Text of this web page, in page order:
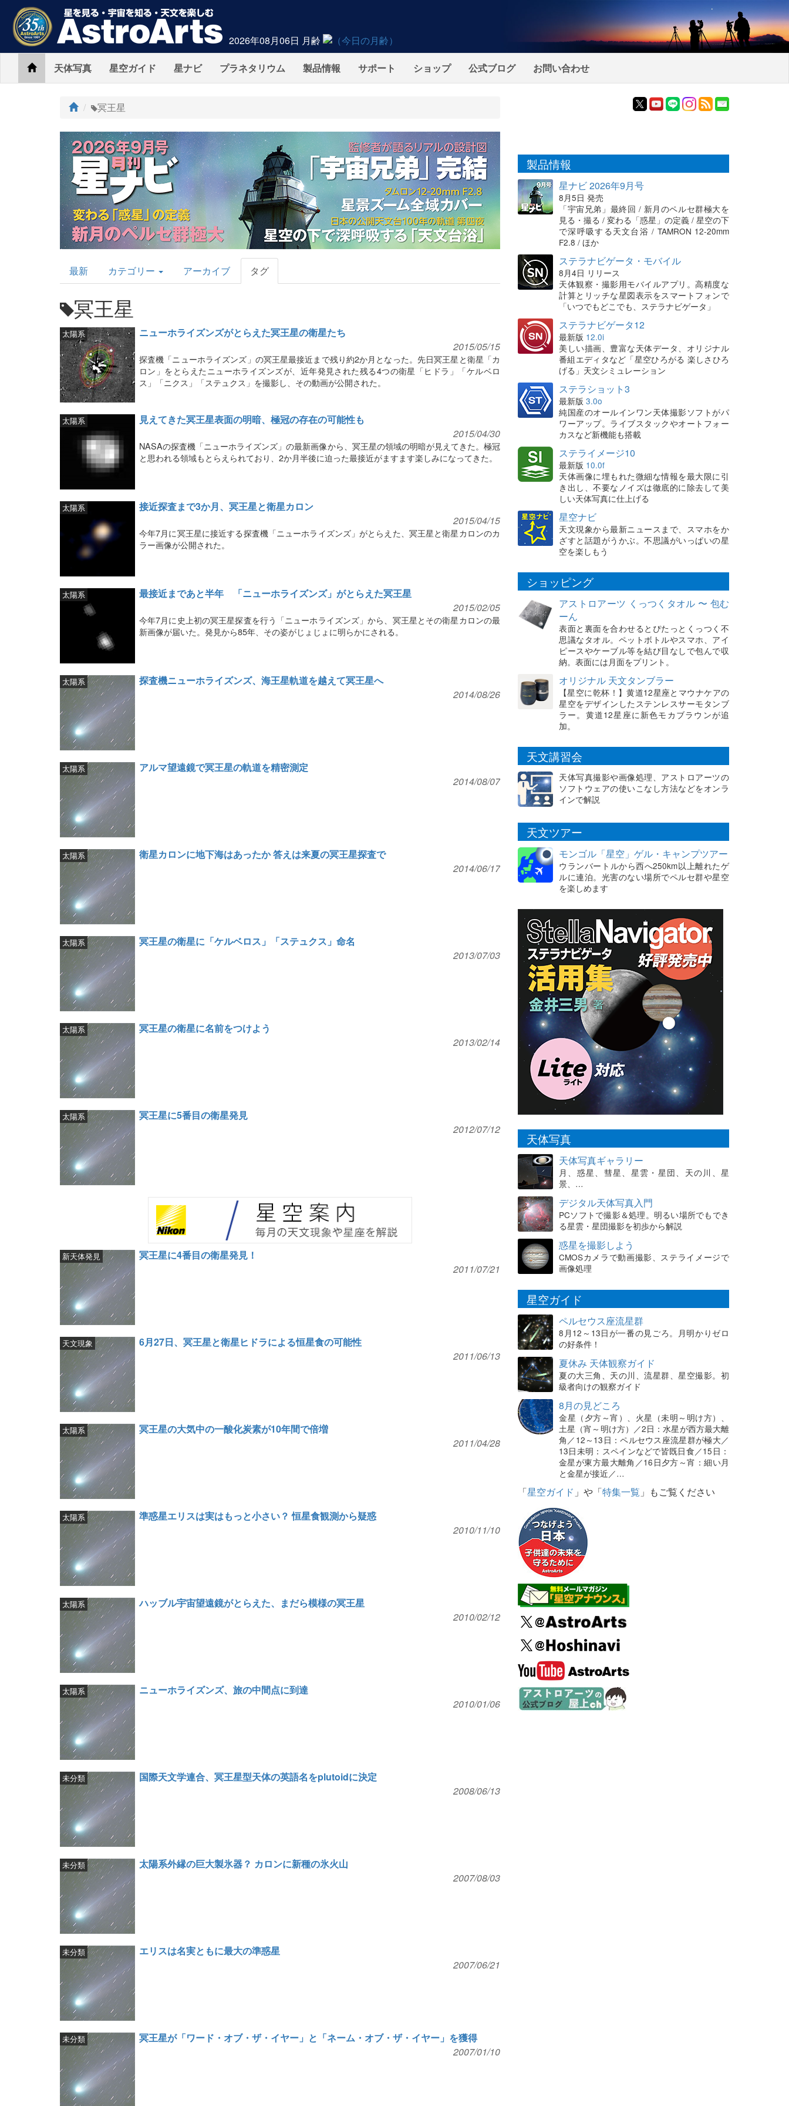
2026年08月06日 月齢
Home天体写真 星空ガイド 星ナビ プラネタリウム 製品情報 サポート ショップ 公式ブログ お問い合わせ
ト
プ
冥王星
AstroArts
Topics
最新 カテゴリー アーカイブ タグ
冥王星
ニューホライズンズがとらえた冥王星の衛星たち
太陽系
2015/05/15
探査機「ニューホライズンズ」の冥王星最接近まで残り約2か月となった。先日冥王星と衛星「カ
ロン」をとらえたニューホライズンズが、近年発見された残る4つの衛星「ヒドラ」「ケルベロ
ス」「ニクス」「ステュクス」を撮影し、その動画が公開された。
見えてきた冥王星表面の明暗、極冠の存在の可能性も
太陽系
2015/04/30
NASAの探査機「ニューホライズンズ」の最新画像から、冥王星の領域の明暗が見えてきた。極冠
と思われる領域もとらえられており、2か月半後に迫った最接近がますます楽しみになってきた。
接近探査まで3か月、冥王星と衛星カロン
太陽系
2015/04/15
今年7月に冥王星に接近する探査機「ニューホライズンズ」がとらえた、冥王星と衛星カロンのカ
ラー画像が公開された。
最接近まであと半年 「ニューホライズンズ」がとらえた冥王星
太陽系
2015/02/05
今年7月に史上初の冥王星探査を行う「ニューホライズンズ」から、冥王星とその衛星カロンの最
新画像が届いた。発見から85年、その姿がじょじょに明らかにされる。
探査機ニューホライズンズ、海王星軌道を越えて冥王星へ
太陽系
2014/08/26
アルマ望遠鏡で冥王星の軌道を精密測定
太陽系
2014/08/07
衛星カロンに地下海はあったか 答えは来夏の冥王星探査で
太陽系
2014/06/17
冥王星の衛星に「ケルベロス」「ステュクス」命名
太陽系
2013/07/03
冥王星の衛星に名前をつけよう
太陽系
2013/02/14
冥王星に5番目の衛星発見
太陽系
2012/07/12
冥王星に4番目の衛星発見！
新天体発見
2011/07/21
6月27日、冥王星と衛星ヒドラによる恒星食の可能性
天文現象
2011/06/13
冥王星の大気中の一酸化炭素が10年間で倍増
太陽系
2011/04/28
準惑星エリスは実はもっと小さい？ 恒星食観測から疑惑
太陽系
2010/11/10
ハッブル宇宙望遠鏡がとらえた、まだら模様の冥王星
太陽系
2010/02/12
ニューホライズンズ、旅の中間点に到達
太陽系
2010/01/06
国際天文学連合、冥王星型天体の英語名をplutoidに決定
未分類
2008/06/13
太陽系外縁の巨大製氷器？ カロンに新種の氷火山
未分類
2007/08/03
エリスは名実ともに最大の準惑星
未分類
2007/06/21
冥王星が「ワード・オブ・ザ・イヤー」と「ネーム・オブ・ザ・イヤー」を獲得
未分類
2007/01/10
製品情報
星ナビ 2026年9月号
8月5日 発売
「宇宙兄弟」最終回 / 新月のペルセ群極大を
見る・撮る / 変わる「惑星」の定義 / 星空の下
で深呼吸する天文台浴 / TAMRON 12-20mm
F2.8 / ほか
ステラナビゲータ・モバイル
8月4日 リリース
天体観察・撮影用モバイルアプリ。高精度な
計算とリッチな星図表示をスマートフォンで
「いつでもどこでも、ステラナビゲータ」
ステラナビゲータ12
最新版 12.0i
美しい描画、豊富な天体データ、オリジナル
番組エディタなど「星空ひろがる 楽しさひろ
げる」天文シミュレーション
ステラショット3
最新版 3.0o
純国産のオールインワン天体撮影ソフトがパ
ワーアップ。ライブスタックやオートフォー
カスなど新機能も搭載
ステライメージ10
最新版 10.0f
天体画像に埋もれた微細な情報を最大限に引
き出し、不要なノイズは徹底的に除去して美
しい天体写真に仕上げる
星空ナビ
天文現象から最新ニュースまで、スマホをか
ざすと話題がうかぶ。不思議がいっぱいの星
空を楽しもう
ショッピング
アストロアーツ くっつくタオル 〜 包む
ーん
表面と裏面を合わせるとぴたっとくっつく不
思議なタオル。ペットボトルやスマホ、アイ
ピースやケーブル等を結び目なしで包んで収
納。表面には月面をプリント。
オリジナル 天文タンブラー
【星空に乾杯！】黄道12星座とマウナケアの
星空をデザインしたステンレスサーモタンブ
ラー。黄道12星座に新色モカブラウンが追
加。
天文講習会
天体写真撮影や画像処理、アストロアーツの
ソフトウェアの使いこなし方法などをオンラ
インで解説
天文ツアー
モンゴル「星空」ゲル・キャンプツアー
ウランバートルから西へ250km以上離れたゲ
ルに連泊。光害のない場所でペルセ群や星空
を楽しめます
天体写真
天体写真ギャラリー
月、惑星、彗星、星雲・星団、天の川、星
景、…
デジタル天体写真入門
PCソフトで撮影＆処理。明るい場所でもでき
る星雲・星団撮影を初歩から解説
惑星を撮影しよう
CMOSカメラで動画撮影、ステライメージで
画像処理
星空ガイド
ペルセウス座流星群
8月12～13日が一番の見ごろ。月明かりゼロ
の好条件！
夏休み 天体観察ガイド
夏の大三角、天の川、流星群、星空撮影。初
級者向けの観察ガイド
8月の見どころ
金星（夕方～宵）、火星（未明～明け方）、
土星（宵～明け方）／2日：水星が西方最大離
角／12～13日：ペルセウス座流星群が極大／
13日未明：スペインなどで皆既日食／15日：
金星が東方最大離角／16日夕方～宵：細い月
と金星が接近／…
「星空ガイド 」や「特集一覧 」もご覧ください